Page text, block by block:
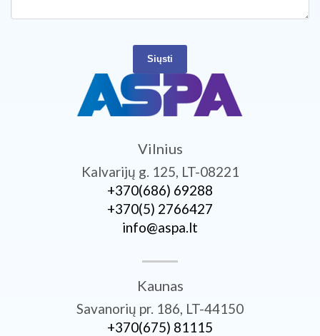
Siųsti
Vilnius
Kalvarijų g. 125, LT-08221
+370­(686) 69288
+370­(5) 2766427
info@aspa.lt
Kaunas
Savanorių pr. 186, LT-44150
+370­(675) 81115